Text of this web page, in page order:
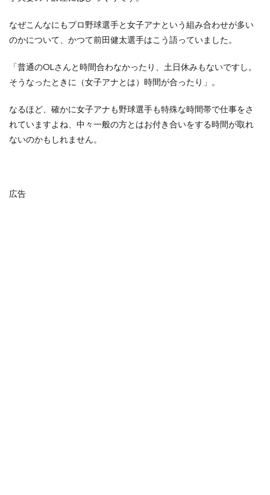
なぜこんなにもプロ野球選手と女子アナという組み合わせが多い
のかについて、かつて前田健太選手はこう語っていました。
「普通のOLさんと時間合わなかったり、土日休みもないですし。
そうなったときに（女子アナとは）時間が合ったり」。
なるほど、確かに女子アナも野球選手も特殊な時間帯で仕事をさ
れていますよね、中々一般の方とはお付き合いをする時間が取れ
ないのかもしれません。
広告